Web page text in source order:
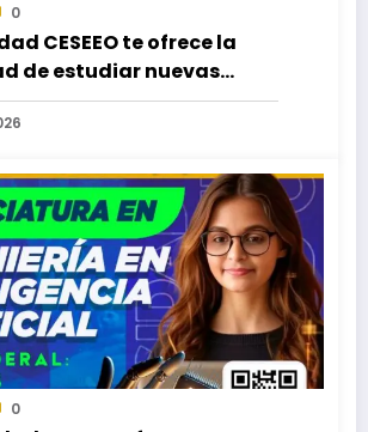
0
CESEEO te ofrece la
de estudiar nuevas
en los Campus Oaxaca,
Ixtepec y en la
0